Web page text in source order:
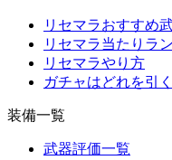
リセマラおすすめ
リセマラ当たりラ
リセマラやり方
ガチャはどれを引
装備一覧
武器評価一覧